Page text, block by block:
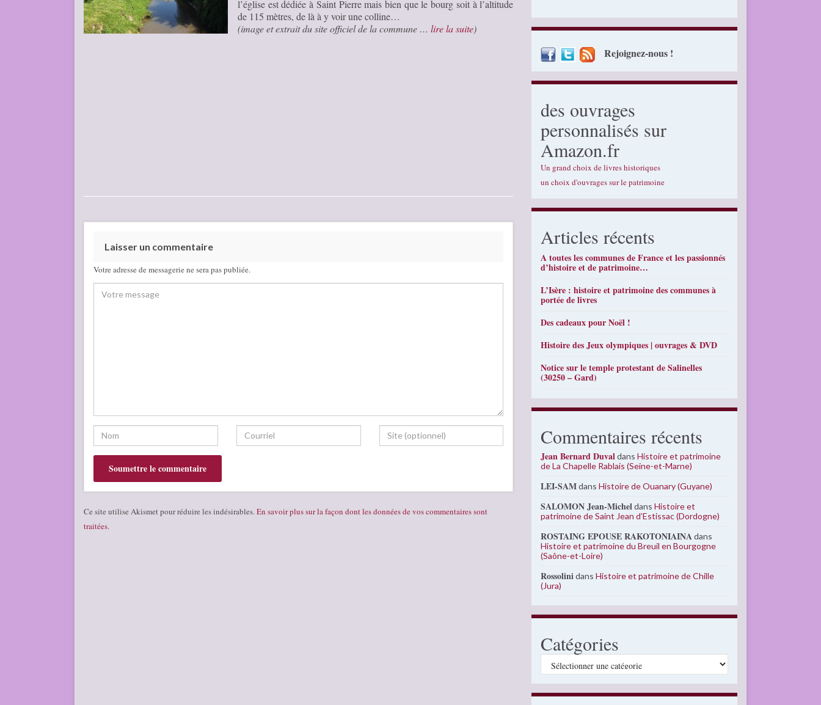
l’église est dédiée à Saint Pierre mais bien que le bourg soit à l’altitude
de 115 mètres, de là à y voir une colline…
(image et extrait du site officiel de la commune … lire la suite)
Laisser un commentaire
Votre adresse de messagerie ne sera pas publiée.
Ce site utilise Akismet pour réduire les indésirables. En savoir plus sur la façon dont les données de vos commentaires sont
traitées.
Rejoignez-nous !
des ouvrages
personnalisés sur
Amazon.fr
Un grand choix de livres historiques
un choix d'ouvrages sur le patrimoine
Articles récents
A toutes les communes de France et les passionnés
d’histoire et de patrimoine…
L’Isère : histoire et patrimoine des communes à
portée de livres
Des cadeaux pour Noël !
Histoire des Jeux olympiques | ouvrages & DVD
Notice sur le temple protestant de Salinelles
(30250 – Gard)
Commentaires récents
Jean Bernard DuvaldansHistoire et patrimoine
de La Chapelle Rablais (Seine-et-Marne)
LEI-SAMdansHistoire de Ouanary (Guyane)
SALOMON Jean-MicheldansHistoire et
patrimoine de Saint Jean d’Estissac (Dordogne)
ROSTAING EPOUSE RAKOTONIAINAdans
Histoire et patrimoine du Breuil en Bourgogne
(Saône-et-Loire)
RossolinidansHistoire et patrimoine de Chille
(Jura)
Catégories
Catégories